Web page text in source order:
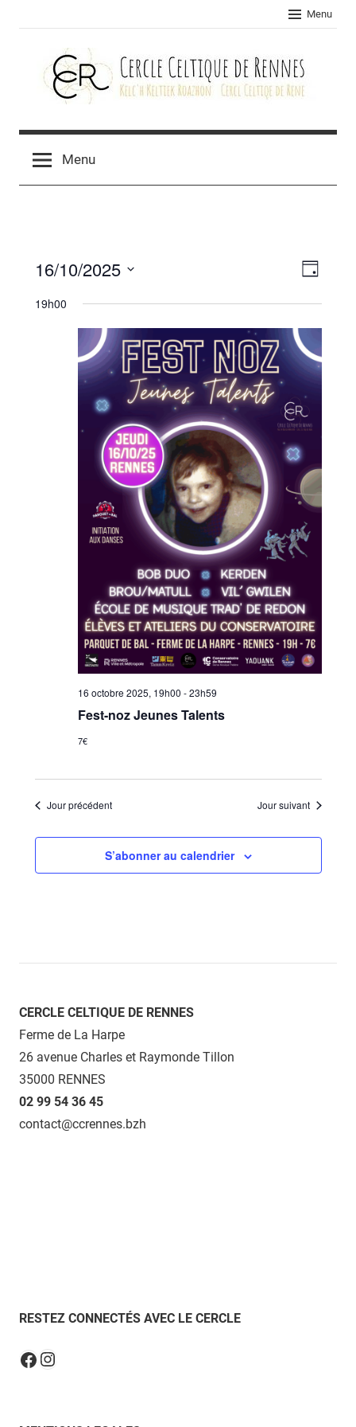
Menu
Cercle
celtique
Menu
par
Jour
16/10/2025
19h00
16 octobre 2025, 19h00 -23h59
Fest-noz Jeunes Talents
7€
Jour précédent Jour suivant
S’abonner au calendrier
CERCLE CELTIQUE DE RENNES
Ferme de La Harpe
26 avenue Charles et Raymonde Tillon
35000 RENNES
02 99 54 36 45
contact@ccrennes.bzh
RESTEZ CONNECTÉS AVEC LE CERCLE
Facebook
Instagram